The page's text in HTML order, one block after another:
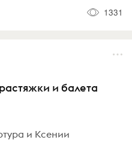
1331
и балета
и Ксении